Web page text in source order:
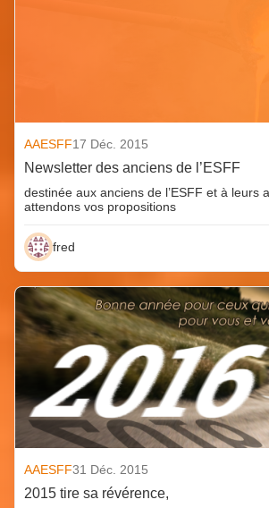
AAESFF17 Déc. 2015
Newsletter des anciens de l’ESFF
destinée aux anciens de l’ESFF et à leurs
attendons vos propositions
fred
AAESFF31 Déc. 2015
2015 tire sa révérence,